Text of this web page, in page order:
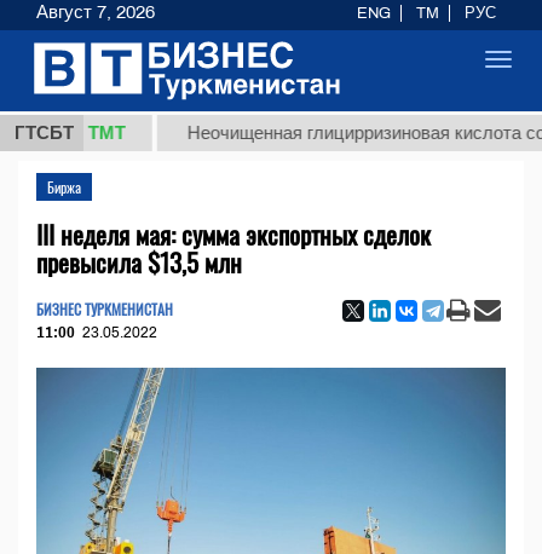
ГТСБТ
ТМТ Неочищенная глицирризиновая кислота
Биржа
III неделя мая: сумма экспортных сделок
превысила $13,5 млн
БИЗНЕС ТУРКМЕНИСТАН
11:00 23.05.2022
Август 7, 2026 ENG TM РУС